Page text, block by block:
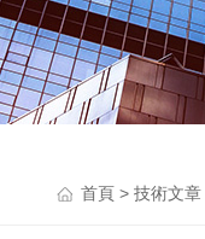
首頁 > 技術文章